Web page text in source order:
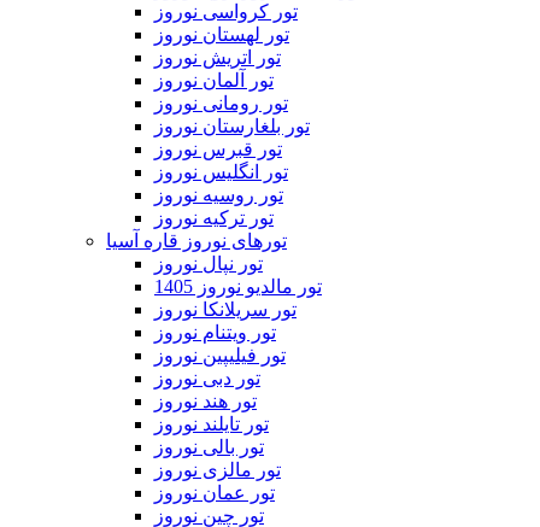
تور کرواسی نوروز
تور لهستان نوروز
تور اتریش نوروز
تور آلمان نوروز
تور رومانی نوروز
تور بلغارستان نوروز
تور قبرس نوروز
تور انگلیس نوروز
تور روسیه نوروز
تور ترکیه نوروز
تورهای نوروز قاره آسیا
تور نپال نوروز
تور مالدیو نوروز 1405
تور سریلانکا نوروز
تور ویتنام نوروز
تور فیلیپین نوروز
تور دبی نوروز
تور هند نوروز
تور تایلند نوروز
تور بالی نوروز
تور مالزی نوروز
تور عمان نوروز
تور چین نوروز